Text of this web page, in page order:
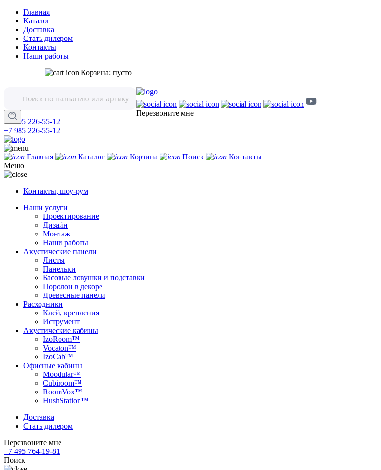
Главная
Каталог
Доставка
Стать дилером
Контакты
Наши работы
Корзина: пусто
Перезвоните мне
+7 495 226-55-12
+7 985 226-55-12
Главная Каталог Корзина Поиск
Контакты
Меню
Контакты, шоу-рум
Наши услуги
Проектирование
Дизайн
Монтаж
Наши работы
Акустические панели
Листы
Панельки
Басовые ловушки и подставки
Поролон в декоре
Древесные панели
Расходники
Клей, крепления
Иструмент
Акустические кабины
IzoRoom™
Vocaton™
IzoCab™
Офисные кабины
Moodular™
Cubiroom™
RoomVox™
HushStation™
Доставка
Стать дилером
Перезвоните мне
+7 495 764-19-81
Поиск